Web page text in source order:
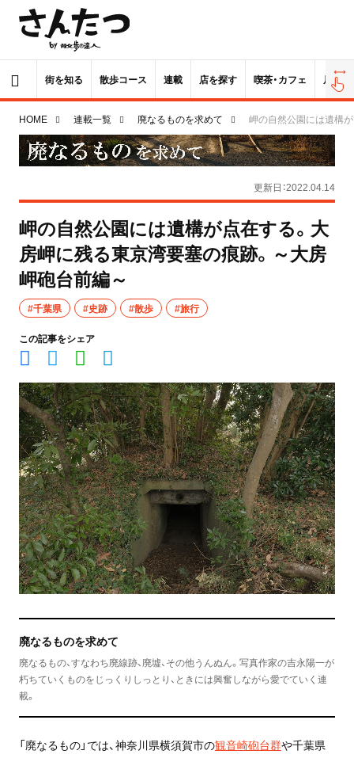
街を知る 散歩コース 連載 店を探す 喫茶・カフェ 居酒屋
HOME 連載一覧 廃なるものを求めて 岬の自然公園には遺構
更新日：2022.04.14
岬の自然公園には遺構が点在する。大
房岬に残る東京湾要塞の痕跡。～大房
岬砲台前編～
#千葉県 #史跡 #散歩 #旅行
この記事をシェア
廃なるものを求めて
廃なるもの、すなわち廃線跡、廃墟、その他うんぬん。写真作家の吉永陽一が
朽ちていくものをじっくりしっとり、ときには興奮しながら愛でていく連
載。
「廃なるもの」では、神奈川県横須賀市の観音崎砲台群や千葉県